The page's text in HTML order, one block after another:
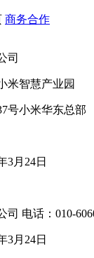
商务合作
司
米智慧产业园
号小米华东总部
3月24日
电话：010-
3月24日